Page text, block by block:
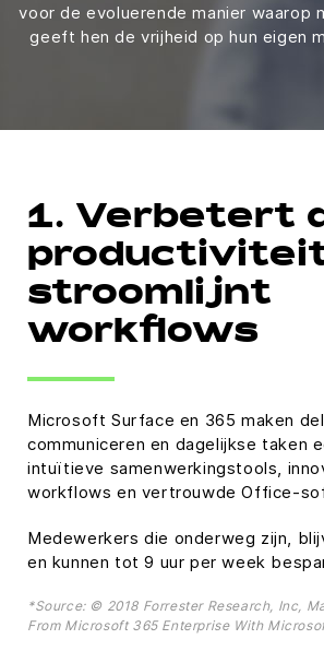
voor de evoluerende manier waarop
geeft hen de vrijheid op hun eigen
1. Verbetert
stroomlijnt
workflows
Microsoft Surface en 365 maken
communiceren en dagelijkse taken
intuïtieve samenwerkingstools,
workflows en vertrouwde Office-
Medewerkers die onderweg zijn,
en kunnen tot 9 uur per week
*Source: © 2018 Forrester Research, Inc,
From Microsoft 365 Enterprise With